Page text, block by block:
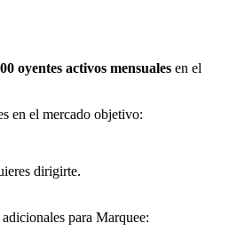
oyentes activos mensuales en el
en el mercado objetivo:
dirigirte.
para Marquee: